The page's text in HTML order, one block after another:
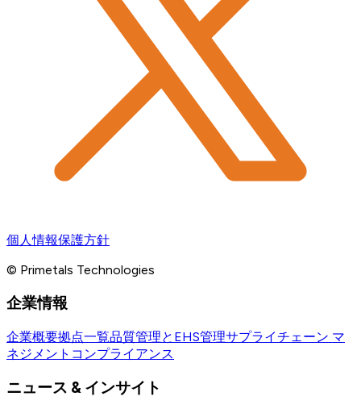
個人情報保護方針
© Primetals Technologies
企業情報
企業概要拠点一覧品質管理とEHS管理サプライチェーン マ
ネジメント コンプライアンス
ニュース & インサイト